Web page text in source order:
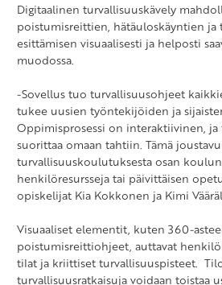
Digitaalinen turvallisuuskävely
poistumisreittien, hätäuloskäyntien ja
esittämisen visuaalisesti ja helposti
muodossa.
-Sovellus tuo turvallisuusohjeet
tukee uusien työntekijöiden ja
Oppimisprosessi on interaktiivinen,
suorittaa omaan tahtiin. Tämä
turvallisuuskoulutuksesta osan
henkilöresursseja tai päivittäisen
opiskelijat Kia Kokkonen ja Kimi
Visuaaliset elementit, kuten 360-
poistumisreittiohjeet, auttavat
tilat ja kriittiset turvallisuuspisteet.
turvallisuusratkaisuja voidaan toistaa